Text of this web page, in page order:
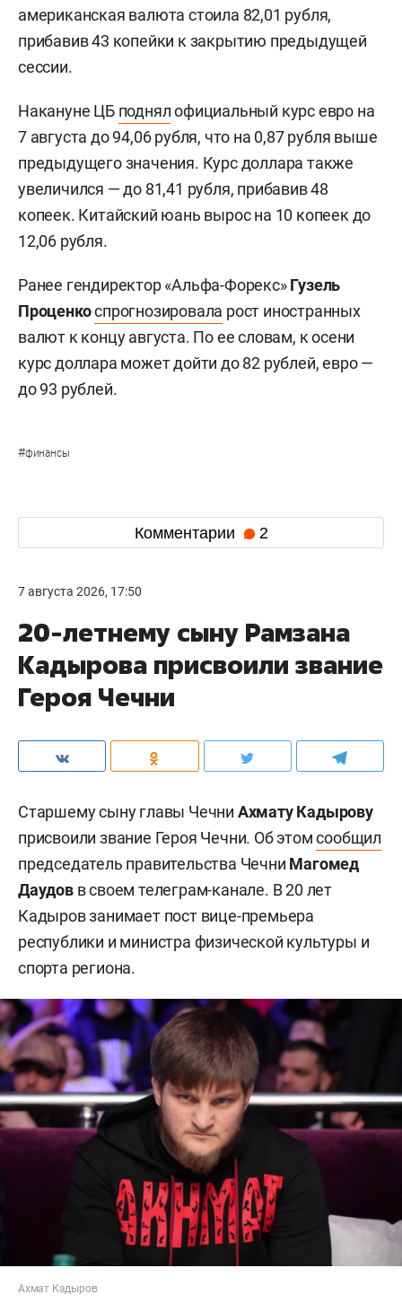
американская валюта стоила 82,01 рубля,
прибавив 43 копейки к закрытию предыдущей
сессии.
Накануне ЦБ поднялофициальный курс евро на
7 августа до 94,06 рубля, что на 0,87 рубля выше
предыдущего значения. Курс доллара также
увеличился — до 81,41 рубля, прибавив 48
копеек. Китайский юань вырос на 10 копеек до
12,06 рубля.
Ранее гендиректор «Альфа-Форекс»Гузель
Проценкоспрогнозировала рост иностранных
валют к концу августа. По ее словам, к осени
курс доллара может дойти до 82 рублей, евро —
до 93 рублей.
#финансы
Комментарии 2
7 августа 2026, 17:50
20-летнему сыну Рамзана
Кадырова присвоили звание
Героя Чечни
Старшему сыну главы Чечни Ахмату Кадырову
присвоили звание Героя Чечни. Об этомсообщил
председатель правительства Чечни Магомед
Даудов в своем телеграм-канале. В 20 лет
Кадыров занимает пост вице-премьера
республики и министра физической культуры и
спорта региона.
Ахмат Кадыров